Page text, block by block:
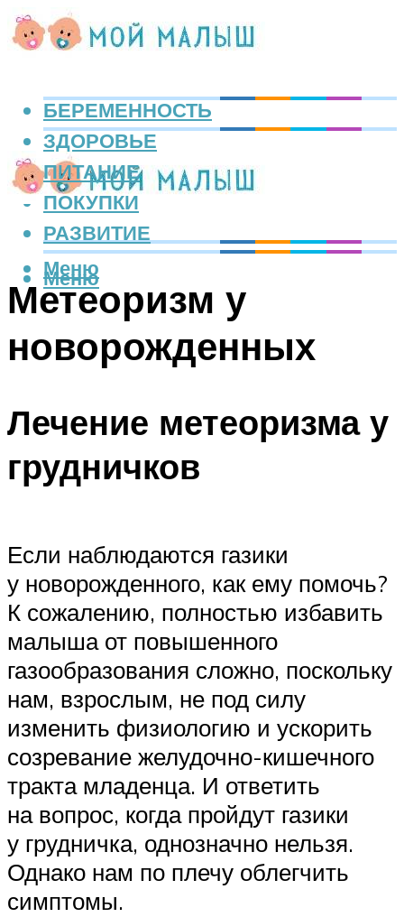
БЕРЕМЕННОСТЬ
ЗДОРОВЬЕ
ПИТАНИЕ
ПОКУПКИ
РАЗВИТИЕ
Меню
Меню
Метеоризм у
новорожденных
Лечение метеоризма у
грудничков
Если наблюдаются газики
у новорожденного, как ему помочь?
К сожалению, полностью избавить
малыша от повышенного
газообразования сложно, поскольку
нам, взрослым, не под силу
изменить физиологию и ускорить
созревание желудочно-кишечного
тракта младенца. И ответить
на вопрос, когда пройдут газики
у грудничка, однозначно нельзя.
Однако нам по плечу облегчить
симптомы.